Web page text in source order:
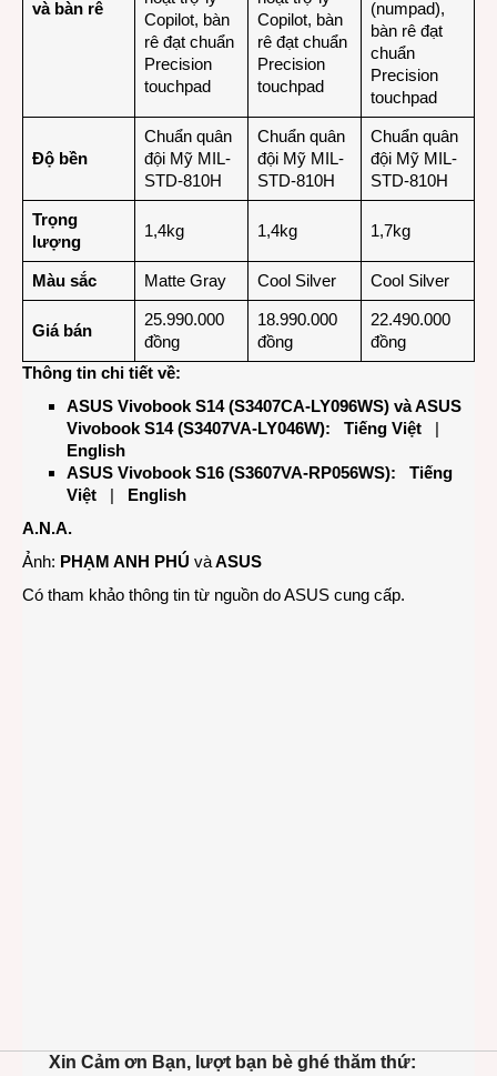
và bàn rê
Copilot, bàn
rê đạt chuẩn
Precision
touchpad
Copilot, bàn
rê đạt chuẩn
Precision
touchpad
(numpad),
bàn rê đạt
chuẩn
Precision
touchpad
Độ bền
Chuẩn quân
đội Mỹ MIL-
STD-810H
Chuẩn quân
đội Mỹ MIL-
STD-810H
Chuẩn quân
đội Mỹ MIL-
STD-810H
Trọng
lượng
1,4kg 1,4kg 1,7kg
Màu sắc Matte Gray Cool Silver Cool Silver
Giá bán
25.990.000
đồng
18.990.000
đồng
22.490.000
đồng
Thông tin chi tiết về:
ASUS Vivobook S14 (S3407CA-LY096WS) và ASUS
Vivobook S14 (S3407VA-LY046W): Tiếng Việt
|
English
ASUS Vivobook S16 (S3607VA-RP056WS): Tiếng
Việt
|
English
A.N.A.
Ảnh: PHẠM ANH PHÚ vàASUS
Có tham khảo thông tin từ nguồn do ASUS cung cấp.
Xin Cảm ơn Bạn, lượt bạn bè ghé thăm thứ: